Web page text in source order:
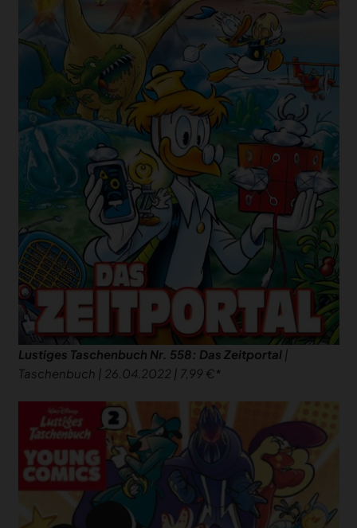
Lustiges Taschenbuch Nr. 558: Das Zeitportal|
Taschenbuch | 26.04.2022 | 7,99 €